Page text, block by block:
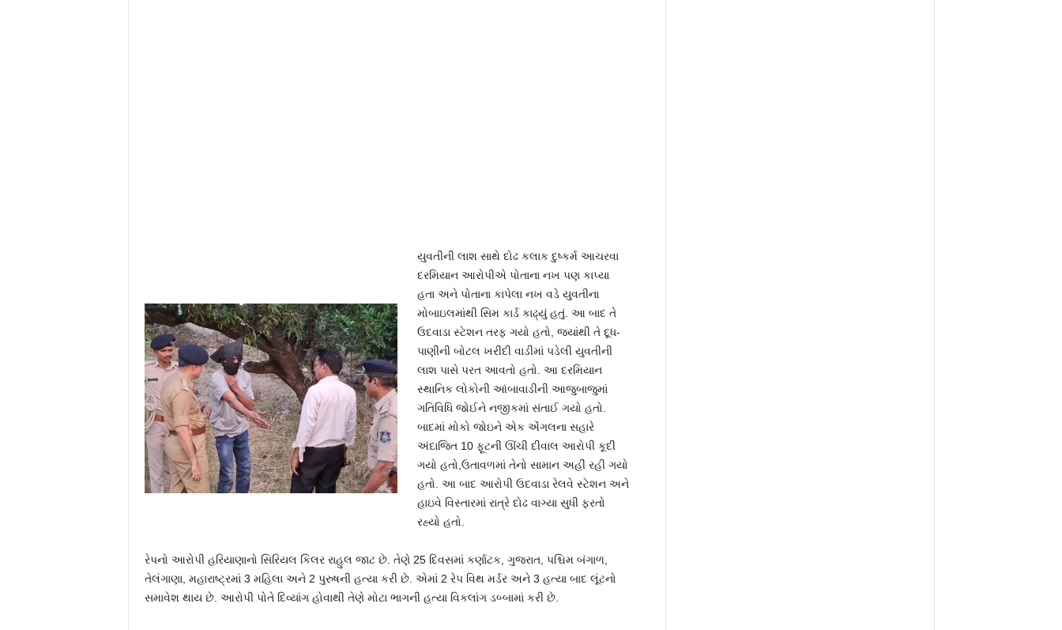
યુવતીની લાશ સાથે દોઢ કલાક દુષ્કર્મ આચરવા
દરમિયાન આરોપીએ પોતાના નખ પણ કાપ્યા
હતા અને પોતાના કાપેલા નખ વડે યુવતીના
મોબાઇલમાંથી સિમ કાર્ડ કાઢ્યું હતું. આ બાદ તે
ઉદવાડા સ્ટેશન તરફ ગયો હતો, જ્યાંથી તે દૂધ-
પાણીની બોટલ ખરીદી વાડીમાં પડેલી યુવતીની
લાશ પાસે પરત આવતો હતો. આ દરમિયાન
સ્થાનિક લોકોની આંબાવાડીની આજુબાજુમાં
ગતિવિધિ જોઈને નજીકમાં સંતાઈ ગયો હતો.
બાદમાં મોકો જોઇને એક એંગલના સહારે
અંદાજિત 10 ફૂટની ઊંચી દીવાલ આરોપી કૂદી
ગયો હતો,ઉતાવળમાં તેનો સામાન અહીં રહી ગયો
હતો. આ બાદ આરોપી ઉદવાડા રેલવે સ્ટેશન અને
હાઇવે વિસ્તારમાં રાત્રે દોઢ વાગ્યા સુધી ફરતો
રહ્યો હતો.
રેપનો આરોપી હરિયાણાનો સિરિયલ કિલર રાહુલ જાટ છે. તેણે 25 દિવસમાં કર્ણાટક, ગુજરાત, પશ્ચિમ બંગાળ,
તેલંગાણા, મહારાષ્ટ્રમાં 3 મહિલા અને 2 પુરુષની હત્યા કરી છે. એમાં 2 રેપ વિથ મર્ડર અને 3 હત્યા બાદ લૂંટનો
સમાવેશ થાય છે. આરોપી પોતે દિવ્યાંગ હોવાથી તેણે મોટા ભાગની હત્યા વિકલાંગ ડબ્બામાં કરી છે.